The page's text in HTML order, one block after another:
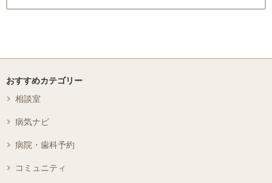
おすすめカテゴリー
相談室
病気ナビ
病院・歯科予約
コミュニティ